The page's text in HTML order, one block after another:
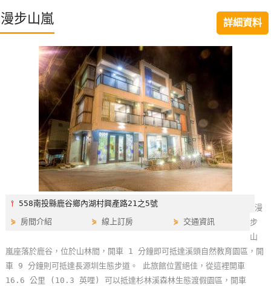
直接跟飯店訂房 HOT
紅
帶
你
漫步山嵐 詳細資料
⫯ 558南投縣鹿谷鄉內湖村興產路21之5號
⋟ 房間介紹 ⋟線上訂房 ⋟ 交通資訊
漫
步
山
嵐座落於鹿谷，位於山林間，開車 1 分鐘即可抵達溪頭自然教育園區，開
車 9 分鐘則可抵達長源圳生態步道。 此旅館位置絕佳，從這裡開車
16.6 公里 (10.3 英哩) 可以抵達杉林溪森林生態渡假園區，開車